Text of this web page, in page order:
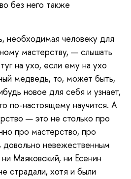
без него также
необходимая человеку для
мастерству, — слышать
на ухо, если ему на ухо
медведь, то, может быть,
новое для себя и узнает,
по-настоящему научится. А
— это не столько про
про мастерство, про
невежественным
Маяковский, ни Есенин
страдали, хотя и были